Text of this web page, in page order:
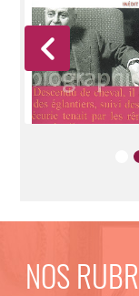
NOS